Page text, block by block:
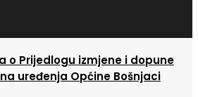
o Prijedlogu izmjene i dopune
uređenja Općine Bošnjaci